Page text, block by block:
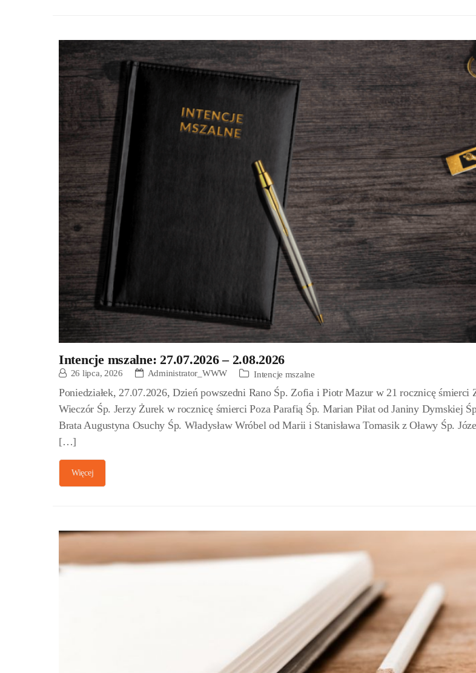
Intencje mszalne: 27.07.2026 – 2.08.2026
26 lipca, 2026 Administrator_WWW Intencje mszalne
Poniedziałek, 27.07.2026, Dzień powszedni Rano Śp. Zofia i Piotr Mazur w 21 rocznicę
Wieczór Śp. Jerzy Żurek w rocznicę śmierci Poza Parafią Śp. Marian Piłat od Janiny Dymskiej
Brata Augustyna Osuchy Śp. Władysław Wróbel od Marii i Stanisława Tomasik z Oławy Śp.
[…]
Więcej